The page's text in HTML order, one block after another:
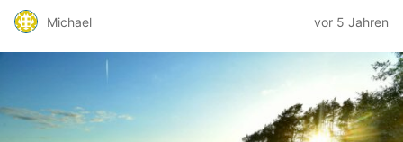
Michael vor 5 Jahren